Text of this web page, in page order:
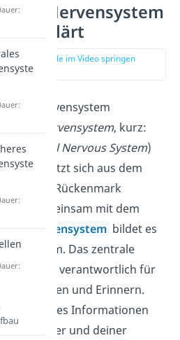
Nervensystem
erklärt
zur Stelle im Video springen
(00:13)
Nervensystem
Zentralnervensystem, kurz:
Central Nervous System)
setzt sich aus dem
und dem Rückenmark
Gemeinsam mit dem
Nervensystem bildet es
Das zentrale
ist verantwortlich für
Fühlen und Erinnern.
es Informationen
Körper und deiner